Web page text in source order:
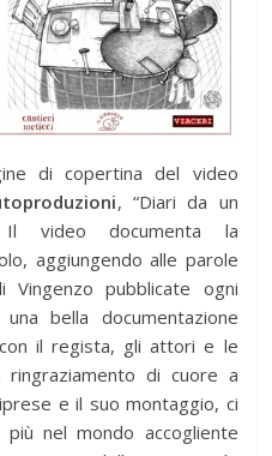
di copertina del video
, “Diari da un
video documenta la
aggiungendo alle parole
pubblicate ogni
bella documentazione
il regista, gli attori e le
ringraziamento di cuore a
e il suo montaggio, ci
nel mondo accogliente